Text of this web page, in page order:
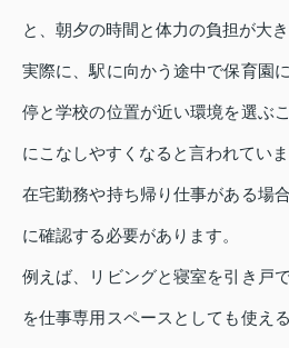
と、朝夕の時間と体力の負担が大き
実際に、駅に向かう途中で保育園
停と学校の位置が近い環境を選ぶ
にこなしやすくなると言われていま
在宅勤務や持ち帰り仕事がある場
に確認する必要があります。
例えば、リビングと寝室を引き戸
を仕事専用スペースとしても使え